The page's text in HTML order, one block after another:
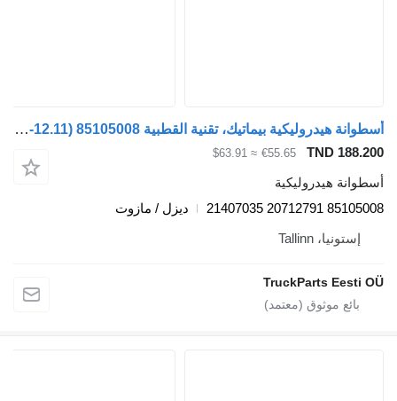
أسطوانة هيدروليكية بيماتيك، تقنية القطبية b12b (01.97-12.11) 85105008 لـ الباصات Volvo B6, B7, B9, B10, B12 bus (1978-2011)
TND
€55.65
≈ $63.91
هيدروليكية
85105008 20712791
ديزل / مازوت
إستونيا، Tallinn
TruckParts Eesti